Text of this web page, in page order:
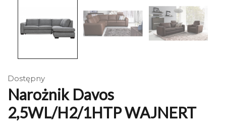
Dostępny
Narożnik Davos
2,5WL/H2/1HTP WAJNERT